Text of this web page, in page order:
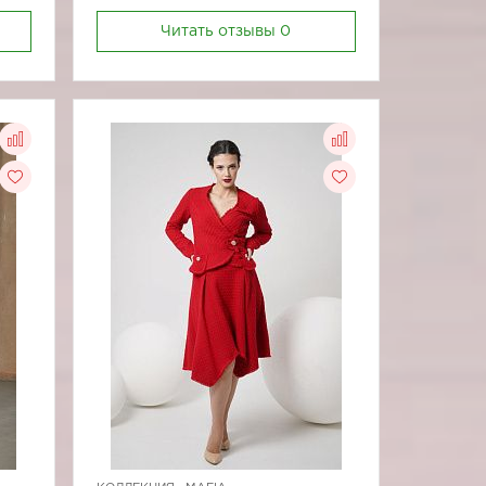
Читать отзывы 0